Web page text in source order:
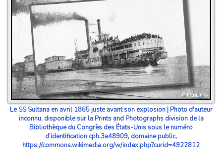
Le SS Sultana en avril 1865 juste avant son explosion | Photo d'auteur
inconnu, disponible sur la Prints and Photographs division de la
Bibliothèque du Congrès des États-Unis sous le numéro
d’identification cph.3a48909, domaine public,
https://commons.wikimedia.org/w/index.php?curid=4922812